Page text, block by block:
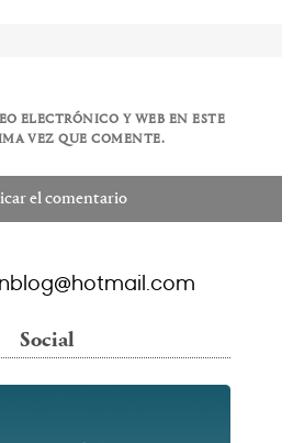
ELECTRÓNICO Y WEB EN ESTE
VEZ QUE COMENTE.
Social